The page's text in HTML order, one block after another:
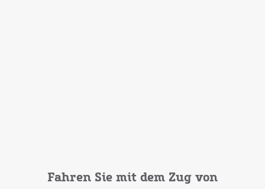
Fahren Sie mit dem Zug von